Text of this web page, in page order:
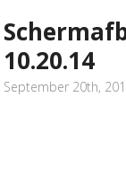
10.20.14
September 20th,